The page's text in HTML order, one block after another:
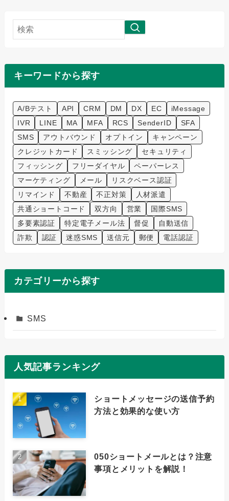
検
索
キーワードから探す
A/Bテスト API CRM DM DX EC
iMessage
IVR
LINE MA MFA RCS SenderID
SFA
SMS
アウトバウンド オプトイン
キャンペーン
クレジットカード
スミッシング
セキュリティ
フィッシング
フリーダイヤル
ペーパーレス
マーケティング
メール
リスクベース認証
リマインド
不動産 不正対策
人材派遣
共通ショートコード
双方向 営業
国際SMS
多要素認証
特定電子メール法 督促
自動送信
詐欺
認証 迷惑SMS 送信元 郵便 電話認証
カテゴリーから探す
SMS
人気記事ランキング
ショートメッセージの送信予約
方法と効果的な使い方
050ショートメールとは？注意
事項とメリットを解説！